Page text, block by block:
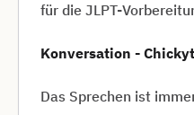
für die JLPT-
Konversation -
Das Sprechen ist